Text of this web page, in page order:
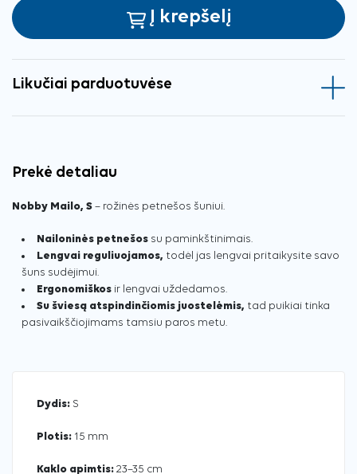
Į krepšelį
Likučiai parduotuvėse
Prekė detaliau
Nobby Mailo, S – rožinės petnešos šuniui.
Nailoninės petnešos su paminkštinimais.
Lengvai reguliuojamos, todėl jas lengvai pritaikysite savo
šuns sudėjimui.
Ergonomiškos ir lengvai uždedamos.
Su šviesą atspindinčiomis juostelėmis, tad puikiai tinka
pasivaikščiojimams tamsiu paros metu.
Dydis: S
Plotis: 15 mm
Kaklo apimtis: 23–35 cm